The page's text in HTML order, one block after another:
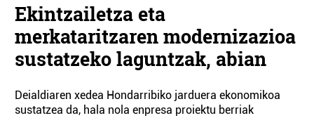
Ekintzailetza eta
merkataritzaren modernizazioa
sustatzeko laguntzak, abian
Deialdiaren xedea Hondarribiko jarduera ekonomikoa
sustatzea da, hala nola enpresa proiektu berriak